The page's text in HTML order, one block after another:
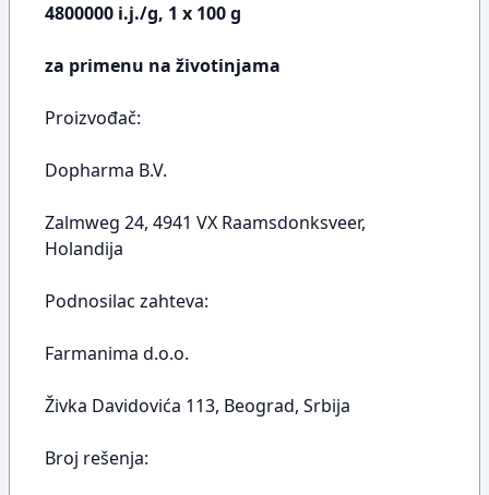
4800000 i.j./g, 1 x 100 g
za primenu na životinjama
Proizvođač:
Dopharma B.V.
Zalmweg 24, 4941 VX Raamsdonksveer,
Holandija
Podnosilac zahteva:
Farmanima d.o.o.
Živka Davidovića 113, Beograd, Srbija
Broj rešenja: